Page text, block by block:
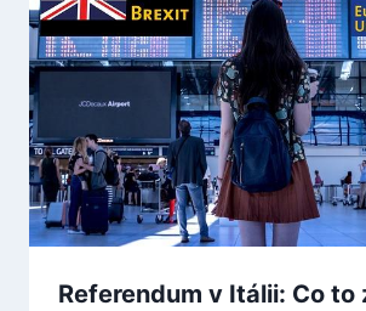
Referendum v Itálii: Co to